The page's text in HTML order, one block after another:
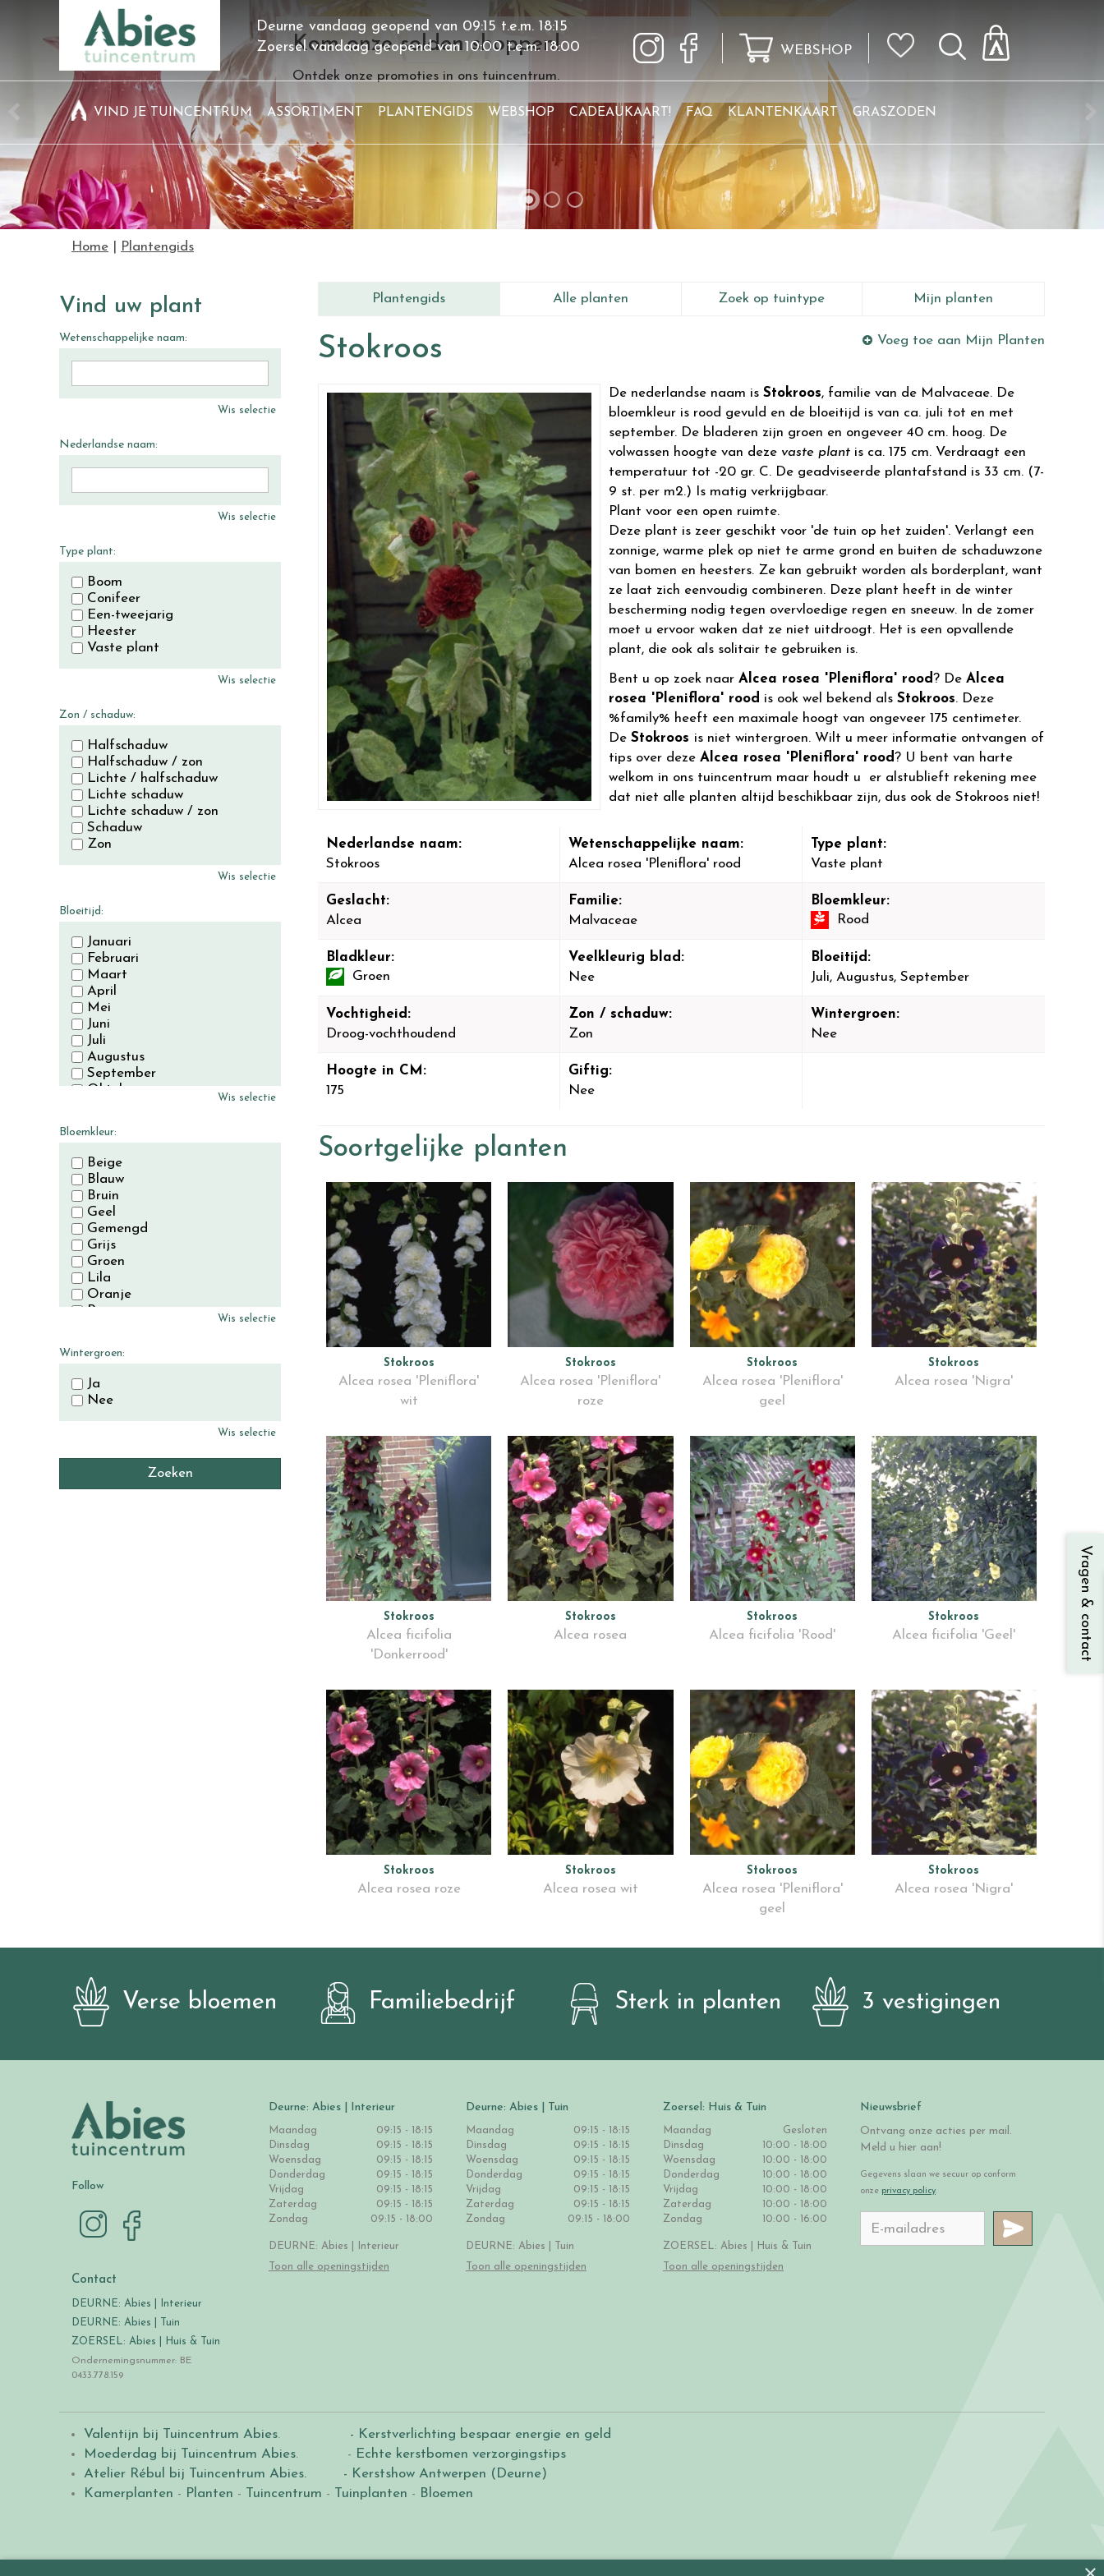
Kom onze solden shoppen!
Ontdek onze promoties in ons tuincentrum.
Home Plantengids
Deurne vandaag geopend van 09:15 t.e.m. 18:15
Zoersel vandaag geopend van10:00t.e.m.18:00 WEBSHOP
VIND JE TUINCENTRUM ASSORTIMENT PLANTENGIDS WEBSHOP CADEAUKAART! FAQ KLANTENKAART GRASZODEN
Plantengids Alle planten Zoek op tuintype Mijn planten
Stokroos Voeg toe aan Mijn Planten
De nederlandse naam is Stokroos, familie van de Malvaceae. De
bloemkleur is rood gevuld en de bloeitijd is van ca. juli tot en met
september. De bladeren zijn groen en ongeveer 40 cm. hoog. De
volwassen hoogte van deze vaste plant is ca. 175 cm. Verdraagt een
temperatuur tot -20 gr. C. De geadviseerde plantafstand is 33 cm. (7-
9 st. per m2.) Is matig verkrijgbaar.
Plant voor een open ruimte.
Deze plant is zeer geschikt voor 'de tuin op het zuiden'. Verlangt een
zonnige, warme plek op niet te arme grond en buiten de schaduwzone
van bomen en heesters. Ze kan gebruikt worden als borderplant, want
ze laat zich eenvoudig combineren. Deze plant heeft in de winter
bescherming nodig tegen overvloedige regen en sneeuw. In de zomer
moet u ervoor waken dat ze niet uitdroogt. Het is een opvallende
plant, die ook als solitair te gebruiken is.
Bent u op zoek naar Alcea rosea 'Pleniflora' rood? De Alcea
rosea 'Pleniflora' rood is ook wel bekend als Stokroos. Deze
%family% heeft een maximale hoogt van ongeveer 175 centimeter.
De Stokroos is niet wintergroen. Wilt u meer informatie ontvangen of
tips over deze Alcea rosea 'Pleniflora' rood? U bent van harte
welkom in ons tuincentrum maar houdt u er alstublieft rekening mee
dat niet alle planten altijd beschikbaar zijn, dus ook de Stokroos niet!
Nederlandse naam:
Stokroos
Wetenschappelijke naam:
Alcea rosea 'Pleniflora' rood
Type plant:
Vaste plant
Geslacht:
Alcea
Familie:
Malvaceae
Bloemkleur:
Rood
Bladkleur:
Groen
Veelkleurig blad:
Nee
Bloeitijd:
Juli, Augustus, September
Vochtigheid:
Droog-vochthoudend
Zon / schaduw:
Zon
Wintergroen:
Nee
Hoogte in CM:
175
Giftig:
Nee
Soortgelijke planten
Stokroos
Alcea rosea 'Pleniflora'
wit
Stokroos
Alcea rosea 'Pleniflora'
roze
Stokroos
Alcea rosea 'Pleniflora'
geel
Stokroos
Alcea rosea 'Nigra'
Stokroos
Alcea ficifolia
'Donkerrood'
Stokroos
Alcea rosea
Stokroos
Alcea ficifolia 'Rood'
Stokroos
Alcea ficifolia 'Geel'
Stokroos
Alcea rosea roze
Stokroos
Alcea rosea wit
Stokroos
Alcea rosea 'Pleniflora'
geel
Stokroos
Alcea rosea 'Nigra'
Vind uw plant
Wetenschappelijke naam:
Wis selectie
Nederlandse naam:
Wis selectie
Type plant:
Boom
Conifeer
Een-tweejarig
Heester
Vaste plant
Wis selectie
Zon / schaduw:
Halfschaduw
Halfschaduw / zon
Lichte / halfschaduw
Lichte schaduw
Lichte schaduw / zon
Schaduw
Zon
Wis selectie
Bloeitijd:
Januari
Februari
Maart
April
Mei
Juni
Juli
Augustus
September
Oktober
Wis selectie
Bloemkleur:
Beige
Blauw
Bruin
Geel
Gemengd
Grijs
Groen
Lila
Oranje
Paars
Wit
Zwart
Wis selectie
Wintergroen:
Ja
Nee
Wis selectie
Verse bloemen Familiebedrijf Sterk in planten 3 vestigingen
Follow
Contact
DEURNE: Abies | Interieur
DEURNE: Abies | Tuin
ZOERSEL: Abies | Huis & Tuin
Ondernemingsnummer: BE
0433.778.159
Deurne: Abies | Interieur
Maandag
09:15 - 18:15
Dinsdag
09:15 - 18:15
Woensdag
09:15 - 18:15
Donderdag
09:15 - 18:15
Vrijdag
09:15 - 18:15
Zaterdag
09:15 - 18:15
Zondag
09:15 - 18:00
DEURNE: Abies | Interieur
Toon alle openingstijden
Deurne: Abies | Tuin
Maandag
09:15 - 18:15
Dinsdag
09:15 - 18:15
Woensdag
09:15 - 18:15
Donderdag
09:15 - 18:15
Vrijdag
09:15 - 18:15
Zaterdag
09:15 - 18:15
Zondag
09:15 - 18:00
DEURNE: Abies | Tuin
Toon alle openingstijden
Zoersel: Huis & Tuin
Maandag
Gesloten
Dinsdag
10:00 - 18:00
Woensdag
10:00 - 18:00
Donderdag
10:00 - 18:00
Vrijdag
10:00 - 18:00
Zaterdag
10:00 - 18:00
Zondag
10:00 - 16:00
ZOERSEL: Abies | Huis & Tuin
Toon alle openingstijden
Nieuwsbrief
Ontvang onze acties per mail.
Meld u hier aan!
Gegevens slaan we secuur op conform
onze privacy policy.
Valentijn bij Tuincentrum Abies.
- Kerstverlichting bespaar energie en geld
Moederdag bij Tuincentrum Abies. - Echte kerstbomen verzorgingstips
Atelier Rébul bij Tuincentrum Abies.
- Kerstshow Antwerpen (Deurne)
Kamerplanten - Planten - Tuincentrum - Tuinplanten - Bloemen
Vragen & contact